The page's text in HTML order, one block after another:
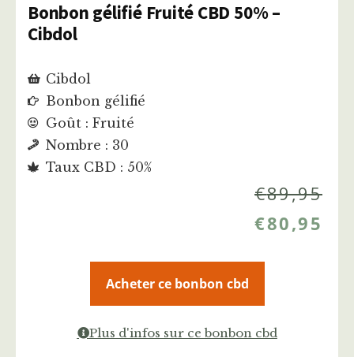
Bonbon gélifié Fruité CBD 50% –
Cibdol
Cibdol
Bonbon gélifié
Goût : Fruité
Nombre : 30
Taux CBD : 50%
€89,95
€80,95
Acheter ce bonbon cbd
Plus d'infos sur ce bonbon cbd